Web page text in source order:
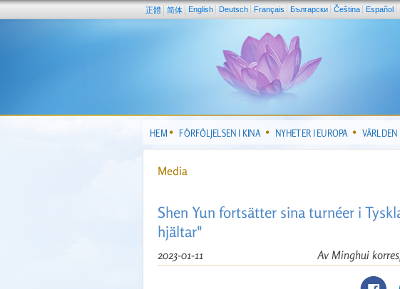
正體 简体 English Deutsch Français Български Čeština Español
HEM FÖRFÖLJELSEN I KINA NYHETER I EUROPA
Media
Shen Yun fortsätter sina turnéer i
hjältar"
Av Minghui
2023-01-11